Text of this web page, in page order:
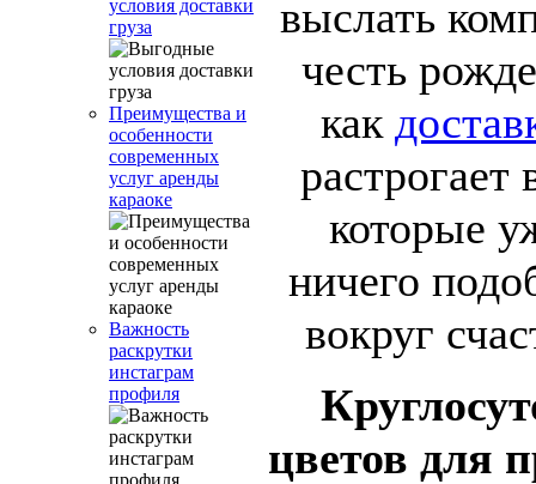
условия доставки
груза
Преимущества и
особенности
современных
услуг аренды
караоке
Важность
раскрутки
инстаграм
профиля
выслать
честь
как
которые
ничего
вокруг
цветов для